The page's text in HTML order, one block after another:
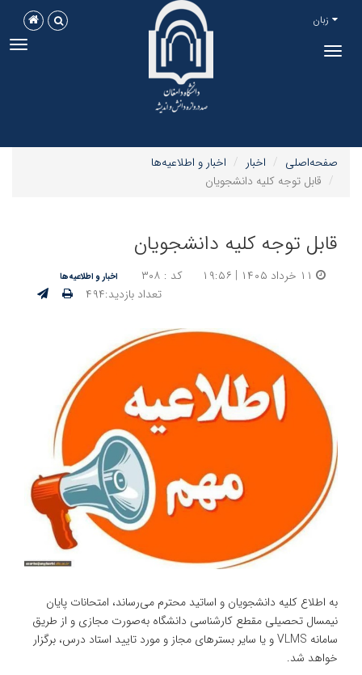
Toggle
زبان
صفحه‌اصلی اخبار
اخبار و اطلاعیه‌ها
قابل توجه کلیه دانشجویان
قابل توجه کلیه دانشجویان
کد : ۳۰۸ اخبار و اطلاعیه‌ها
تعداد بازدید:۴۹۴
به اطلاع کلیه دانشجویان و اساتید محترم می‌رساند، امتحانات پایان
نیمسال تحصیلی مقطع کارشناسی دانشگاه به‌صورت مجازی و از طریق
سامانه VLMS و یا سایر بسترهای مجاز و مورد تایید استاد درس، برگزار
خواهد شد.